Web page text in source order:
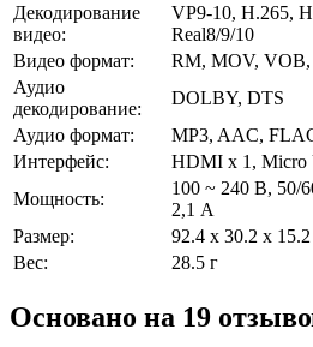
Декодирование
видео:
VP9-10, H.265,
Real8/9/10
Видео формат:
RM, MOV,
Аудио
декодирование:
DOLBY, DTS
Аудио формат:
MP3, AAC,
Интерфейс:
HDMI x 1, Micro
Мощность:
100 ~ 240 В, 50/
2,1 А
Размер:
92.4 х 30.2 х
Вес:
28.5 г
Основано на 19